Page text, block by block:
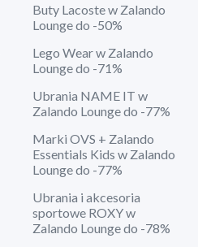
Buty Lacoste w Zalando
Lounge do -50%
Lego Wear w Zalando
Lounge do -71%
Ubrania NAME IT w
Zalando Lounge do -77%
Marki OVS + Zalando
Essentials Kids w Zalando
Lounge do -77%
Ubrania i akcesoria
sportowe ROXY w
Zalando Lounge do -78%